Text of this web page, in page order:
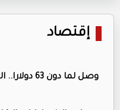
إقتصاد
وصل لما دون 63 دولارا.. النفط بأدنى مستوى منذ 2009